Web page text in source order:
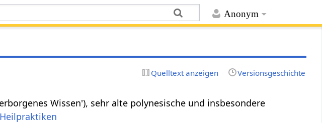
Anonym
Quelltext anzeigen Versionsgeschichte
Wissen'), sehr alte polynesische und insbesondere
Heilpraktiken